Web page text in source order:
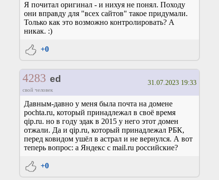
Я почитал оригинал - и нихуя не понял. Походу
они вправду для "всех сайтов" такое придумали.
Только как это возможно контролировать? А
никак. :)
+0
4283 ed
свой человек
31.07.2023 19:33
Давным-давно у меня была почта на домене
pochta.ru, который принадлежал в своё время
qip.ru. но в году эдак в 2015 у него этот домен
отжали. Да и qip.ru, который принадлежал РБК,
перед ковидом ушёл в астрал и не вернулся. А вот
теперь вопрос: а Яндекс с mail.ru российские?
+0